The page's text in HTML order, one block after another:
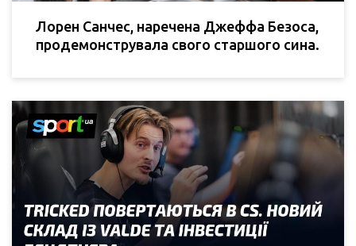
Лорен Санчес, наречена Джеффа Безоса,
продемонструвала свого старшого сина.